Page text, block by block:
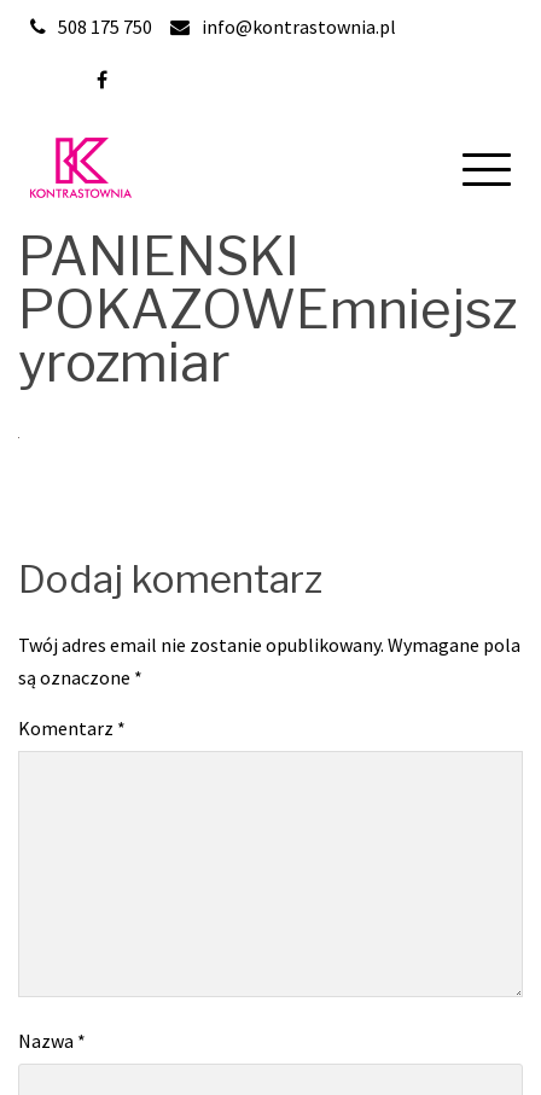
Skip
508 175 750 info@kontrastownia.pl
PANIENSKI
POKAZOWEmniejsz
yrozmiar
Dodaj komentarz
Twój adres email nie zostanie opublikowany. Wymagane pola
są oznaczone *
Komentarz *
Nazwa *